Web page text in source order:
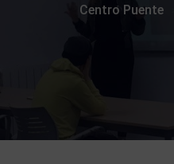
Centro Puente